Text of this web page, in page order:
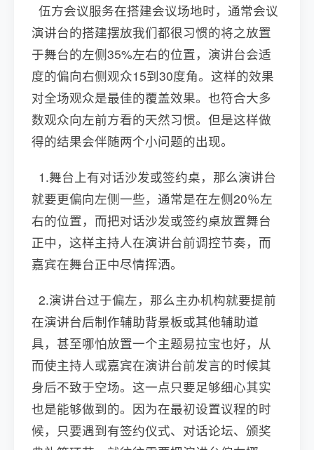
伍方会议服务在搭建会议场地时，通常会议
演讲台的搭建摆放我们都很习惯的将之放置
于舞台的左侧35%左右的位置，演讲台会适
度的偏向右侧观众15到30度角。这样的效果
对全场观众是最佳的覆盖效果。也符合大多
数观众向左前方看的天然习惯。但是这样做
得的结果会伴随两个小问题的出现。
1.舞台上有对话沙发或签约桌，那么演讲台
就要更偏向左侧一些，通常是在左侧20％左
右的位置，而把对话沙发或签约桌放置舞台
正中，这样主持人在演讲台前调控节奏，而
嘉宾在舞台正中尽情挥洒。
2.演讲台过于偏左，那么主办机构就要提前
在演讲台后制作辅助背景板或其他辅助道
具，甚至哪怕放置一个主题易拉宝也好，从
而使主持人或嘉宾在演讲台前发言的时候其
身后不致于空场。这一点只要足够细心其实
也是能够做到的。因为在最初设置议程的时
候，只要遇到有签约仪式、对话论坛、颁奖